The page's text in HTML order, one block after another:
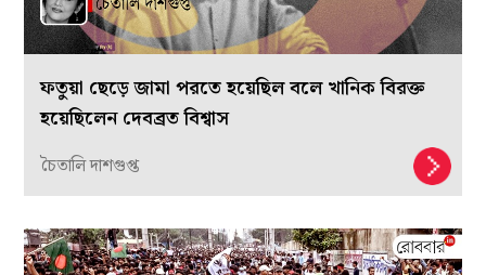
ফতুয়া ছেড়ে জামা পরতে হয়েছিল বলে খানিক বিরক্ত
হয়েছিলেন দেবব্রত বিশ্বাস
চৈতালি দাশগুপ্ত